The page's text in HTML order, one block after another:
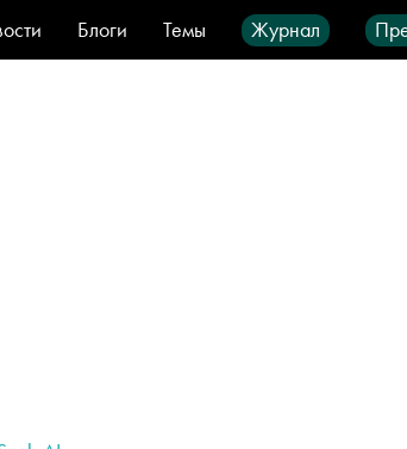
Блоги Темы Журнал
Стиль
Видео Город IT-